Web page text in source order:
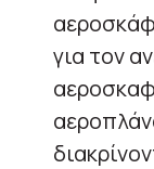
για τον